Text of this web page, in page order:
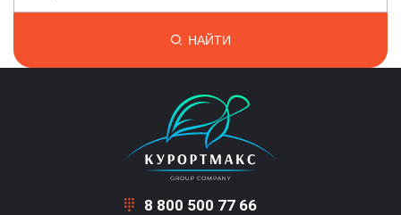
НАЙТИ
8 800 500 77 66